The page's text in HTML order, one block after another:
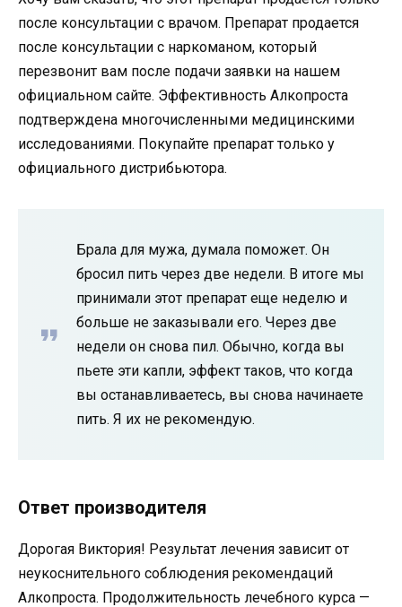
после консультации с врачом. Препарат продается
после консультации с наркоманом, который
перезвонит вам после подачи заявки на нашем
официальном сайте. Эффективность Алкопроста
подтверждена многочисленными медицинскими
исследованиями. Покупайте препарат только у
официального дистрибьютора.
Брала для мужа, думала поможет. Он
бросил пить через две недели. В итоге мы
принимали этот препарат еще неделю и
больше не заказывали его. Через две
недели он снова пил. Обычно, когда вы
пьете эти капли, эффект таков, что когда
вы останавливаетесь, вы снова начинаете
пить. Я их не рекомендую.
Ответ производителя
Дорогая Виктория! Результат лечения зависит от
неукоснительного соблюдения рекомендаций
Алкопроста. Продолжительность лечебного курса —